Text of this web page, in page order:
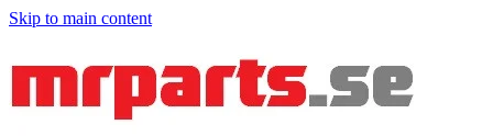
Skip to main content